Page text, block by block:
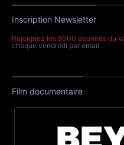
Inscription Newsletter
Rejoignez les 8000 abonnés du
chaque vendredi par email.
Film documentaire